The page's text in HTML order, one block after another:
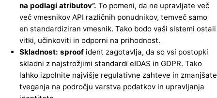
na podlagi atributov”. To pomeni, da ne upravljate več
več vmesnikov API različnih ponudnikov, temveč samo
en standardiziran vmesnik. Tako bodo vaši sistemi ostali
vitki, učinkoviti in odporni na prihodnost.
Skladnost: sproof ident zagotavlja, da so vsi postopki
skladni z najstrožjimi standardi eIDAS in GDPR. Tako
lahko izpolnite najvišje regulativne zahteve in zmanjšate
tveganja na področju varstva podatkov in upravljanja